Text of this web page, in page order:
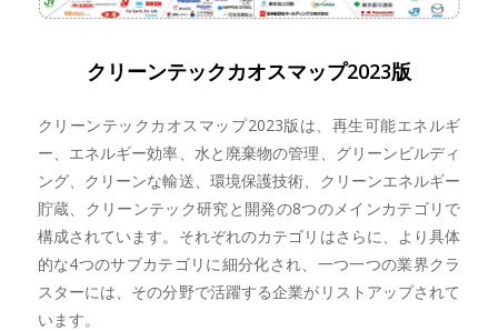
クリーンテックカオスマップ2023版
クリーンテックカオスマップ2023版は、再生可能エネルギ
ー、エネルギー効率、水と廃棄物の管理、グリーンビルディ
ング、クリーンな輸送、環境保護技術、クリーンエネルギー
貯蔵、クリーンテック研究と開発の8つのメインカテゴリで
構成されています。それぞれのカテゴリはさらに、より具体
的な4つのサブカテゴリに細分化され、一つ一つの業界クラ
スターには、その分野で活躍する企業がリストアップされて
います。